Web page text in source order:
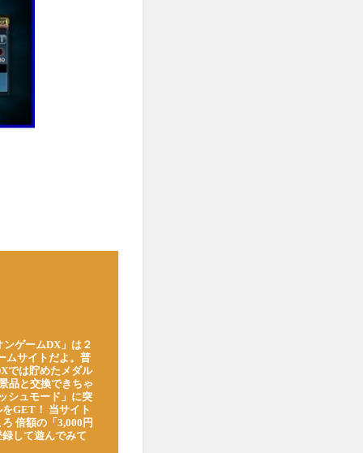
ゲームDX」は２
ムサイトだよ。普
では貯めたメダル
品と交換できちゃ
シュモード」に突
GET！ 当サイト
倍額の「3,000円
して遊んでみて